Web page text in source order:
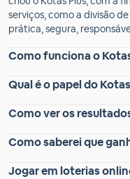
serviços, como a divisão
prática, segura,
Como funciona o
Qual é o papel do
Como ver os
Como saberei que
Jogar em loterias